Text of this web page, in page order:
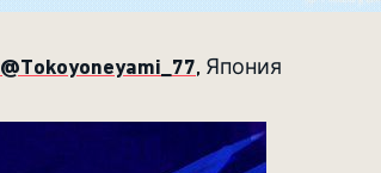
@Tokoyoneyami_77, Япония